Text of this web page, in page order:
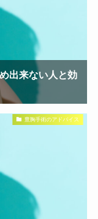
出来ない人と効
豊胸手術のアドバイス